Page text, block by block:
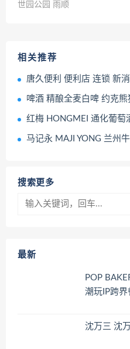
世园公园 雨顺
相关推荐
唐久便利 便利店 连锁 新
啤酒 精酿全麦白啤 约克
红梅 HONGMEI 通化葡萄
马记永 MAJI YONG 兰州
搜索更多
最新
POP
潮玩IP跨
沈万三 沈